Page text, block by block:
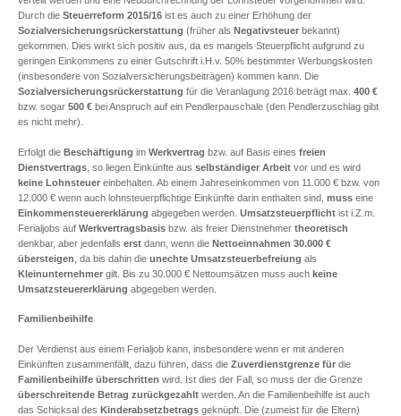
Durch die Steuerreform 2015/16 ist es auch zu einer Erhöhung der
Sozialversicherungsrückerstattung (früher als Negativsteuer bekannt)
gekommen. Dies wirkt sich positiv aus, da es mangels Steuerpflicht aufgrund zu
geringen Einkommens zu einer Gutschrift i.H.v. 50% bestimmter Werbungskosten
(insbesondere von Sozialversicherungsbeiträgen) kommen kann. Die
Sozialversicherungsrückerstattung für die Veranlagung 2016 beträgt max. 400 €
bzw. sogar 500 € bei Anspruch auf ein Pendlerpauschale (den Pendlerzuschlag gibt
es nicht mehr).
Erfolgt die Beschäftigung im Werkvertrag bzw. auf Basis eines freien
Dienstvertrags , so liegen Einkünfte aus selbständiger Arbeit vor und es wird
keine Lohnsteuer einbehalten. Ab einem Jahreseinkommen von 11.000 € bzw. von
12.000 € wenn auch lohnsteuerpflichtige Einkünfte darin enthalten sind, muss eine
Einkommensteuererklärung abgegeben werden. Umsatzsteuerpflicht ist i.Z.m.
Ferialjobs auf Werkvertragsbasis bzw. als freier Dienstnehmer theoretisch
denkbar, aber jedenfalls erst dann, wenn die Nettoeinnahmen 30.000 €
übersteigen , da bis dahin die unechte Umsatzsteuerbefreiung als
Kleinunternehmer gilt. Bis zu 30.000 € Nettoumsätzen muss auch keine
Umsatzsteuererklärung abgegeben werden.
Familienbeihilfe
Der Verdienst aus einem Ferialjob kann, insbesondere wenn er mit anderen
Einkünften zusammenfällt, dazu führen, dass die Zuverdienstgrenze für die
Familienbeihilfe überschritten wird. Ist dies der Fall, so muss der die Grenze
überschreitende Betrag zurückgezahlt werden. An die Familienbeihilfe ist auch
das Schicksal des Kinderabsetzbetrags geknüpft. Die (zumeist für die Eltern)